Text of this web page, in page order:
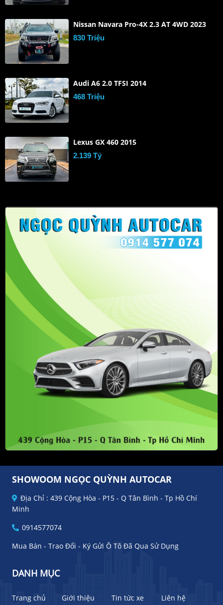
Nissan Navara Pro-4X 2.3 AT 4WD 2023
830 Triệu
Audi A6 2.0 TFSI 2014
468 Triệu
Lexus GX 460 2015
2.139 Tỷ
SHOWOOM NGỌC QUỲNH AUTOCAR
Địa Chỉ : 439 Cộng Hòa - P15 - Q Tân Bình - Tp Hồ Chí
Minh
0914577074
Mua Bán - Trao Đổi - Ký Gửi Ô Tô Đã Qua Sử Dụng
DANH MỤC
Trang chủ Giới thiệu Tin tức xe Liên hệ